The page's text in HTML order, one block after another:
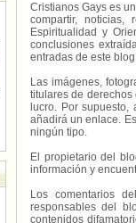
Cristianos Gays es
compartir,
Espiritualidad y
conclusiones
entradas de este
Las imágenes,
titulares de derechos
lucro. Por
añadirá un enlace.
ningún tipo.
El propietario del
información y
Los comentarios
responsables del
contenidos